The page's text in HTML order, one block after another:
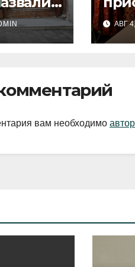
АВГ
вам необходимо